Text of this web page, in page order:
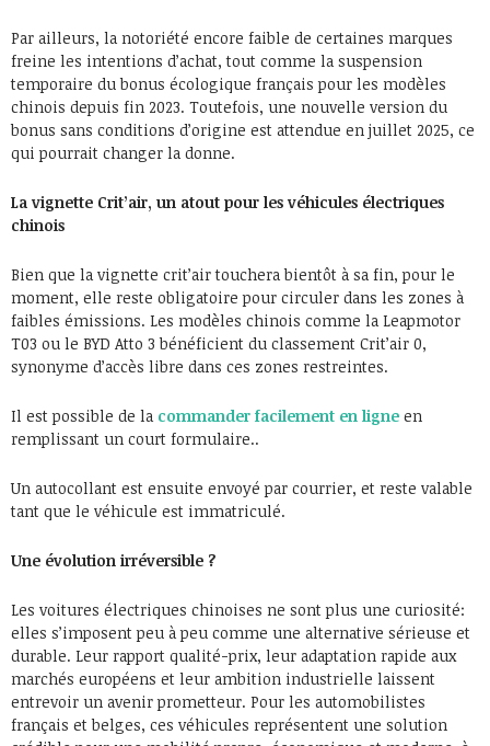
Par ailleurs, la notoriété encore faible de certaines marques
freine les intentions d’achat, tout comme la suspension
temporaire du bonus écologique français pour les modèles
chinois depuis fin 2023. Toutefois, une nouvelle version du
bonus sans conditions d’origine est attendue en juillet 2025, ce
qui pourrait changer la donne.
La vignette Crit’air, un atout pour les véhicules électriques
chinois
Bien que la vignette crit’air touchera bientôt à sa fin, pour le
moment, elle reste obligatoire pour circuler dans les zones à
faibles émissions. Les modèles chinois comme la Leapmotor
T03 ou le BYD Atto 3 bénéficient du classement Crit’air 0,
synonyme d’accès libre dans ces zones restreintes.
Il est possible de la commander facilement en ligne en
remplissant un court formulaire..
Un autocollant est ensuite envoyé par courrier, et reste valable
tant que le véhicule est immatriculé.
Une évolution irréversible ?
Les voitures électriques chinoises ne sont plus une curiosité:
elles s’imposent peu à peu comme une alternative sérieuse et
durable. Leur rapport qualité-prix, leur adaptation rapide aux
marchés européens et leur ambition industrielle laissent
entrevoir un avenir prometteur. Pour les automobilistes
français et belges, ces véhicules représentent une solution